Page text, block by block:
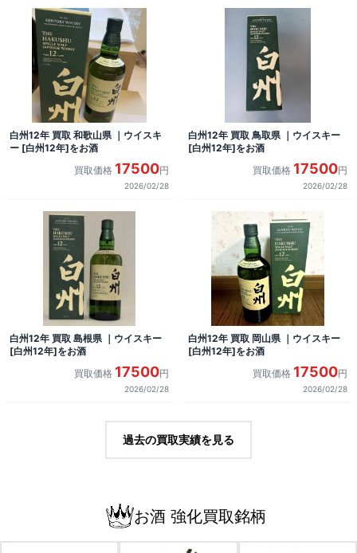
白州12年 買取 和歌山県 ｜ウイスキ
ー [白州12年]をお酒
買取価格 17500円
2026/02/28
白州12年 買取 鳥取県 ｜ウイスキー
[白州12年]をお酒
買取価格 17500円
2026/02/28
白州12年 買取 島根県 ｜ウイスキー
[白州12年]をお酒
買取価格 17500円
2026/02/28
白州12年 買取 岡山県 ｜ウイスキー
[白州12年]をお酒
買取価格 17500円
2026/02/28
過去の買取実績を見る
お酒 強化買取銘柄